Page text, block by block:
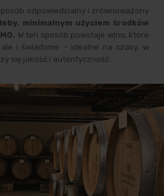
odpowiedzialny i zrównoważony
minimalnym użyciem środków
W ten sposób powstaje wino, które
i świadome – idealne na czasy, w
się jakość i autentyczność.